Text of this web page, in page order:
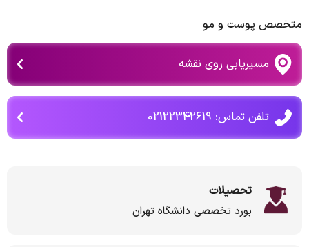
متخصص پوست و مو
مسیریابی روی نقشه
تلفن تماس: 02122342619
تحصیلات
بورد تخصصی دانشگاه تهران